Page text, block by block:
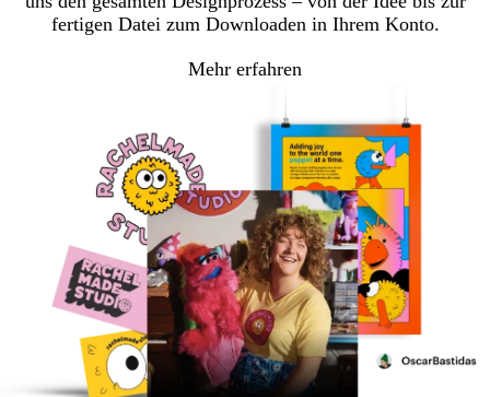
fertigen Datei zum Downloaden in Ihrem Konto.
Mehr erfahren